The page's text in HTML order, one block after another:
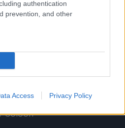
authentication
prevention, and other
Access Privacy Policy
Soloon